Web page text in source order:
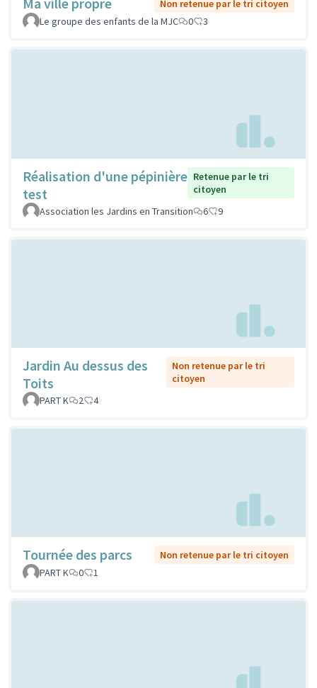
Non retenue par le tri citoyen
Le groupe des enfants de la MJC
0 3
Réalisation d'une pépinière
test
Retenue par le tri
citoyen
Association les Jardins en Transition
6 9
Jardin Au dessus des
Toits
Non retenue par le tri
citoyen
PART K
2 4
Tournée des parcs
Non retenue par le tri citoyen
PART K
0 1